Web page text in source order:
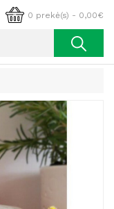
0 prekė(s) - 0,00€